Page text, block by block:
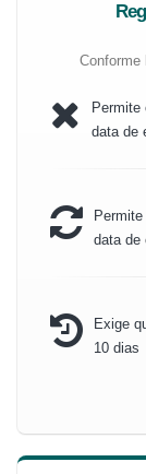
Conforme
Permite
data de
data de
Exige
10 dias